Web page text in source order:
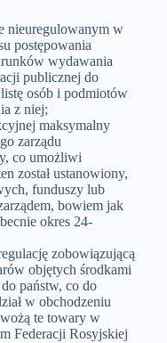
nieuregulowanym w
postępowania
wydawania
publicznej do
osób i podmiotów
z niej;
maksymalny
zarządu
co umożliwi
został ustanowiony,
funduszy lub
bowiem jak
okres 24-
zobowiązującą
objętych środkami
państw, co do
w obchodzeniu
te towary w
Federacji Rosyjskiej